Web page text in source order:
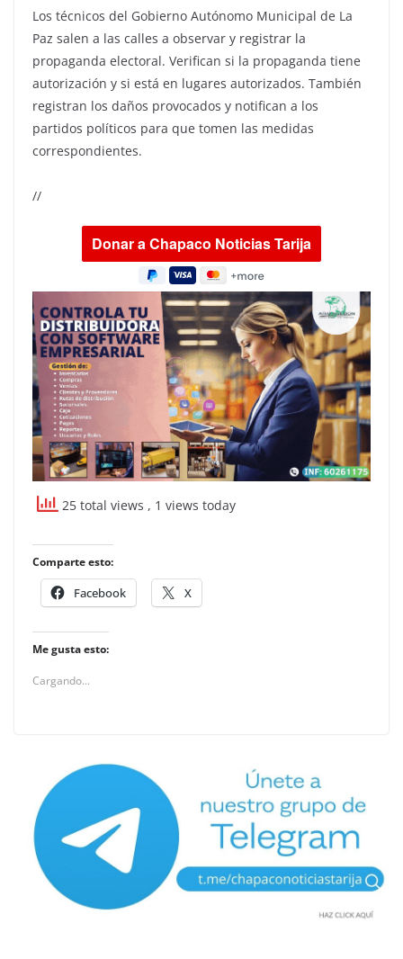
Los técnicos del Gobierno Autónomo Municipal de La
Paz salen a las calles a observar y registrar la
propaganda electoral. Verifican si la propaganda tiene
autorización y si está en lugares autorizados. También
registran los daños provocados y notifican a los
partidos políticos para que tomen las medidas
correspondientes.
//
25 total views , 1 views today
Comparte esto:
Facebook X
Me gusta esto:
Cargando...